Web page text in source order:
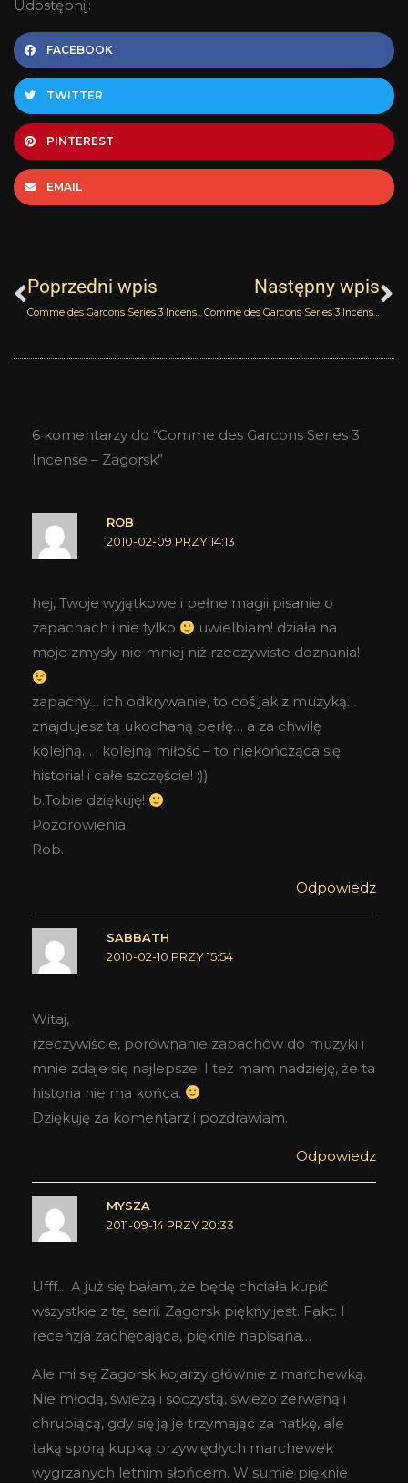
Udostępnij:
FACEBOOK
TWITTER
PINTEREST
EMAIL
Poprzedni wpis
Comme des Garcons Series 3 Incense – Kyoto
Następny wpis
Comme des Garcons Series 3 Incense – Jaisalmer
6 komentarzy do “Comme des Garcons Series 3
Incense – Zagorsk”
ROB
2010-02-09 PRZY 14:13
hej, Twoje wyjątkowe i pełne magii pisanie o
zapachach i nie tylko
uwielbiam! działa na
moje zmysły nie mniej niż rzeczywiste doznania!
zapachy… ich odkrywanie, to coś jak z muzyką…
znajdujesz tą ukochaną perłę… a za chwilę
kolejną… i kolejną miłość – to niekończąca się
historia! i całe szczęście! :))
b.Tobie dziękuję!
Pozdrowienia
Rob.
Odpowiedz
SABBATH
2010-02-10 PRZY 15:54
Witaj,
rzeczywiście, porównanie zapachów do muzyki i
mnie zdaje się najlepsze. I też mam nadzieję, że ta
historia nie ma końca.
Dziękuję za komentarz i pozdrawiam.
Odpowiedz
MYSZA
2011-09-14 PRZY 20:33
Ufff… A już się bałam, że będę chciała kupić
wszystkie z tej serii. Zagorsk piękny jest. Fakt. I
recenzja zachęcająca, pięknie napisana…
Ale mi się Zagorsk kojarzy głównie z marchewką.
Nie młodą, świeżą i soczystą, świeżo zerwaną i
chrupiącą, gdy się ją je trzymając za natkę, ale
taką sporą kupką przywiędłych marchewek
wygrzanych letnim słońcem. W sumie pięknie